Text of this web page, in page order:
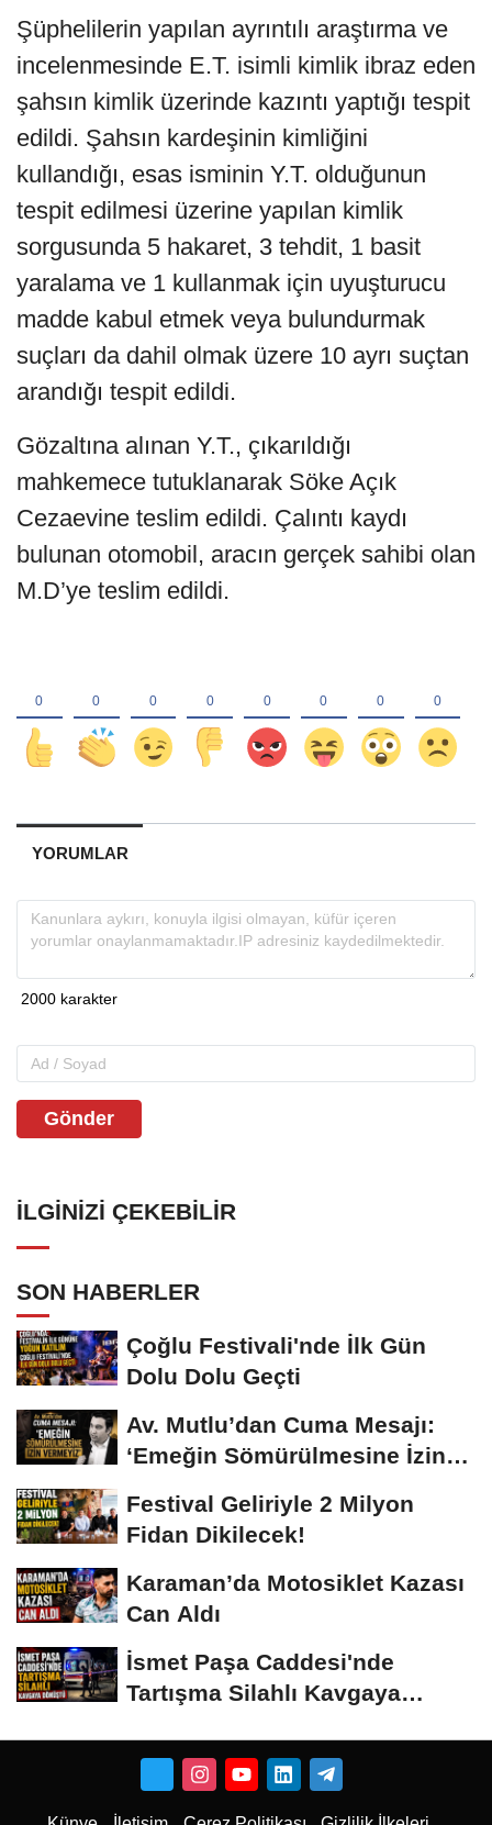
Şüphelilerin yapılan ayrıntılı araştırma ve
incelenmesinde E.T. isimli kimlik ibraz eden
şahsın kimlik üzerinde kazıntı yaptığı tespit
edildi. Şahsın kardeşinin kimliğini
kullandığı, esas isminin Y.T. olduğunun
tespit edilmesi üzerine yapılan kimlik
sorgusunda 5 hakaret, 3 tehdit, 1 basit
yaralama ve 1 kullanmak için uyuşturucu
madde kabul etmek veya bulundurmak
suçları da dahil olmak üzere 10 ayrı suçtan
arandığı tespit edildi.
Gözaltına alınan Y.T., çıkarıldığı
mahkemece tutuklanarak Söke Açık
Cezaevine teslim edildi. Çalıntı kaydı
bulunan otomobil, aracın gerçek sahibi olan
M.D’ye teslim edildi.
YORUMLAR
Gönder
İLGINIZI ÇEKEBILIR
SON HABERLER
Çoğlu Festivali'nde İlk Gün
Dolu Dolu Geçti
Av. Mutlu’dan Cuma Mesajı:
‘Emeğin Sömürülmesine İzin
Festival Geliriyle 2 Milyon
Fidan Dikilecek!
Karaman’da Motosiklet Kazası
Can Aldı
İsmet Paşa Caddesi'nde
Tartışma Silahlı Kavgaya